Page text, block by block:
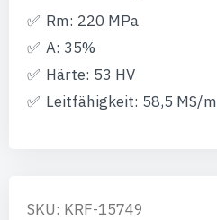
Rm: 220 MPa
A: 35%
Härte: 53 HV
Leitfähigkeit: 58,5 MS/m
SKU: KRF-15749